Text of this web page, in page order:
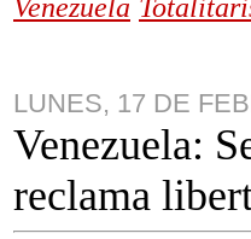
Venezuela
LUNES, 17 DE
Venezuela:
reclama